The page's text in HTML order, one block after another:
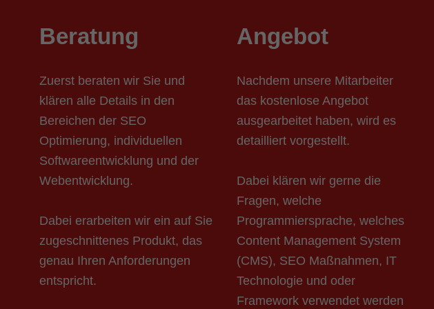
Beratung
Zuerst beraten wir Sie und
klären alle Details in den
Bereichen der SEO
Optimierung, individuellen
Softwareentwicklung und der
Webentwicklung.
Dabei erarbeiten wir ein auf Sie
zugeschnittenes Produkt, das
genau Ihren Anforderungen
entspricht.
Angebot
Nachdem unsere Mitarbeiter
das kostenlose Angebot
ausgearbeitet haben, wird es
detailliert vorgestellt.
Dabei klären wir gerne die
Fragen, welche
Programmiersprache, welches
Content Management System
(CMS), SEO Maßnahmen, IT
Technologie und oder
Framework verwendet werden